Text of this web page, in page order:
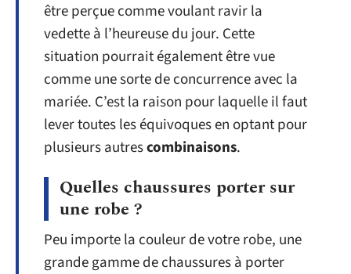
être perçue comme voulant ravir la
vedette à l’heureuse du jour. Cette
situation pourrait également être vue
comme une sorte de concurrence avec la
mariée. C’est la raison pour laquelle il faut
lever toutes les équivoques en optant pour
plusieurs autrescombinaisons.
Quelles chaussures porter sur
une robe ?
Peu importe la couleur de votre robe, une
grande gamme de chaussures à porter